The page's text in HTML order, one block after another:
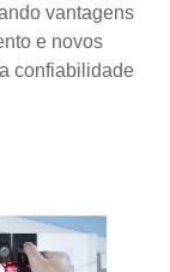
vantagens
e novos
confiabilidade